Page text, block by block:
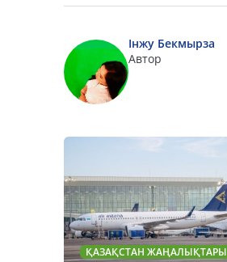
Інжу Бекмырза
Автор
ҚАЗАҚСТАН ЖАҢАЛЫҚТАРЫ